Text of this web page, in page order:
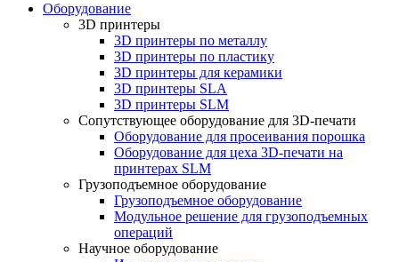
Оборудование
3D принтеры
3D принтеры по металлу
3D принтеры по пластику
3D принтеры для керамики
3D принтеры SLA
3D принтеры SLM
Сопутствующее оборудование для 3D-печати
Оборудование для просеивания порошка
Оборудование для цеха 3D-печати на
принтерах SLM
Грузоподъемное оборудование
Грузоподъемное оборудование
Модульное решение для грузоподъемных
операций
Научное оборудование